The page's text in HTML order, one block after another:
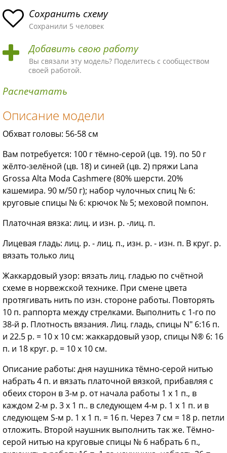
асн
ая
ма
пло
хая
ма
ыч
ная
ма
ая
ма
ая
ма!
Сохранить схему
Сохранили 5 человек
Добавить свою работу
Вы связали эту модель? Поделитесь с сообществом
своей работой.
Распечатать
Описание модели
Обхват головы: 56-58 см
Вам потребуется: 100 г тёмно-серой (цв. 19). по 50 г
жёлто-зелёной (цв. 18) и синей (цв. 2) пряжи Lana
Grossa Alta Moda Cashmere (80% шерсти. 20%
кашемира. 90 м/50 г); набор чулочных спиц № 6:
круговые спицы № 6: крючок № 5; меховой помпон.
Платочная вязка: лиц. и изн. р. -лиц. п.
Лицевая гладь: лиц. р. - лиц. п., изн. р. - изн. п. В круг. р.
вязать только лиц
Жаккардовый узор: вязать лиц. гладью по счётной
схеме в норвежской технике. При смене цвета
протягивать нить по изн. стороне работы. Повторять
10 п. раппорта между стрелками. Выполнить с 1-го по
38-й р. Плотность вязания. Лиц. гладь, спицы N" 6:16 п.
и 22.5 р. = 10 х 10 см: жаккардовый узор, спицы N® 6: 16
п. и 18 круг. р. = 10 х 10 см.
Описание работы: дня наушника тёмно-серой нитью
набрать 4 п. и вязать платочной вязкой, прибавляя с
обеих сторон в 3-м р. от начала работы 1 х 1 п., в
каждом 2-м р. 3 х 1 п.. в следующем 4-м р. 1 х 1 п. и в
следующем S-м р. 1 х 1 п. = 16 п. Через 7 см = 18 р. петли
отложить. Второй наушник выполнить так же. Тёмно-
серой нитью на круговые спицы № 6 набрать 6 п.,